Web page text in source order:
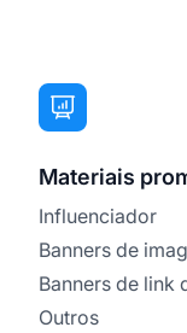
Materiais
Influenciador
Banners de
Banners de link
Outros